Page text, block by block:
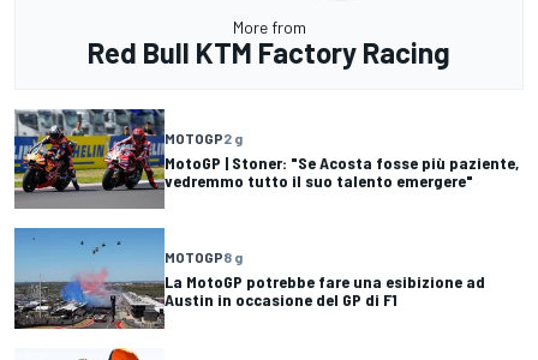
More from
Red Bull KTM Factory Racing
MOTOGP2 g
MotoGP | Stoner: "Se Acosta fosse più paziente,
vedremmo tutto il suo talento emergere"
MOTOGP8 g
La MotoGP potrebbe fare una esibizione ad
Austin in occasione del GP di F1